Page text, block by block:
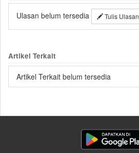
Ulasan belum tersedia Tulis Ulasan
Artikel Terkait
Artikel Terkait belum tersedia